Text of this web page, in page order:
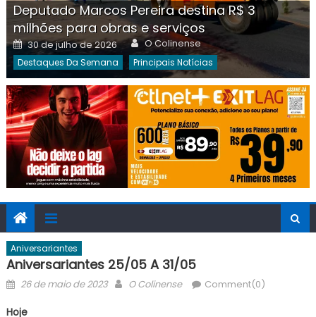
Deputado Marcos Pereira destina R$ 3
milhões para obras e serviços
Posted
on
30 de julho de 2026 Author
O Colinense
Destaques Da Semana Principais Notícias
Aniversariantes
Aniversariantes 25/05 A 31/05
Posted
26 de maio de 2023 Author
O Colinense Comment(0)
Hoje